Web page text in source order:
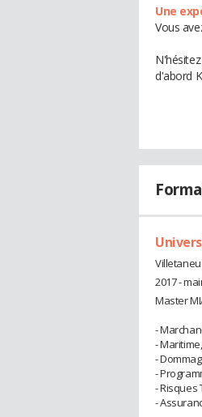
Une
Vous
d'abord
2017 -
Master
-
-
-
-
- Risques
-